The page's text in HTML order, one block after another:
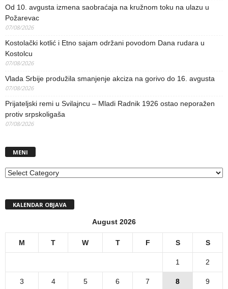
Od 10. avgusta izmena saobraćaja na kružnom toku na ulazu u
Požarevac
07/08/2026
Kostolački kotlić i Etno sajam održani povodom Dana rudara u
Kostolcu
07/08/2026
Vlada Srbije produžila smanjenje akciza na gorivo do 16. avgusta
07/08/2026
Prijateljski remi u Svilajncu – Mladi Radnik 1926 ostao neporažen
protiv srpskoligaša
07/08/2026
MENI
MENI
KALENDAR OBJAVA
August 2026
M T W T F S S
1 2
3 4 5 6 7 8 9